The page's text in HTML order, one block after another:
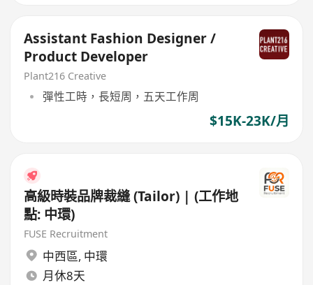
Assistant Fashion Designer /
Product Developer
Plant216 Creative
彈性工時，長短周，五天工作周
$15K-23K/月
高級時裝品牌裁縫 (Tailor) | (工作地
點: 中環)
FUSE Recruitment
中西區, 中環
月休8天